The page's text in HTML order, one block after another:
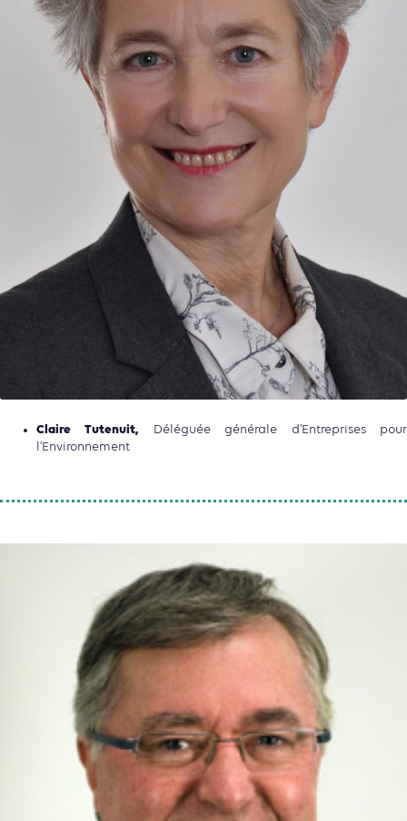
Claire Tutenuit,
Déléguée générale d’Entreprises pour
l’Environnement